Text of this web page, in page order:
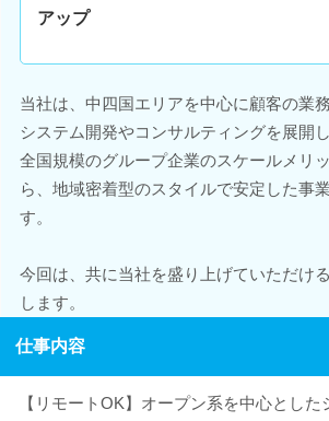
アップ
当社は、中四国エリアを中心に顧客の業
システム開発やコンサルティングを展開し
全国規模のグループ企業のスケールメリ
ら、地域密着型のスタイルで安定した事
す。
今回は、共に当社を盛り上げていただけ
します。
仕事内容
【リモートOK】オープン系を中心とし